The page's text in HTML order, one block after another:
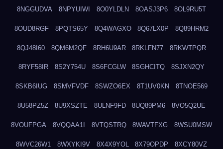
8NGGUDVA 8NPYUIWI 8O0YLDLN 8OASJ3P6 8OL9RU5T
8OUD8RGF 8PQTS65Y 8Q4WAGXO 8Q67LX0P 8Q89HRM2
8QJ48I60 8QM6M2QF 8RH6U9AR 8RKLFN77 8RKWTPQR
8RYF58IR 8S2Y754U 8S6FCGLW 8SGHCITQ 8SJXN2QY
8SKB6IUG 8SMVFVDF 8SWZO6EX 8T1UV0KN 8TNOE569
8U58PZ5Z 8U9XSZTE 8ULNF9FD 8UQ89PM6 8VO5Q2UE
8VOUFPGA 8VQQAA1I 8VTQSTRQ 8WAVTFXG 8WSU0MSW
8WVC26W1 8WXYKI9V 8X4X9YOL 8X79OPDP 8XCY80VZ